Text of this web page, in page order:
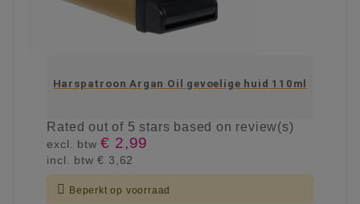
Harspatroon Argan Oil gevoelige huid 110ml
Ratedout of 5 stars based on review(s)
excl. btw€ 2,99
incl. btw€ 3,62
 Beperkt op voorraad